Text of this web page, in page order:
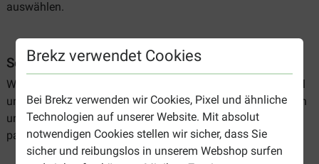
Brekz verwendet Cookies
Bei Brekz verwenden wir Cookies, Pixel und ähnliche
Technologien auf unserer Website. Mit absolut
notwendigen Cookies stellen wir sicher, dass Sie
sicher und reibungslos in unserem Webshop surfen
auswählen.
Sortiment Hundeklappen
Wir haben verschiedene Hundeklappen der Marken Staywell
und Dog Mate. Finden Sie hierunter eine kurze Einführung in
unsere Produktauswahl. Wir haben für jeden Hund die
passende Klappe!